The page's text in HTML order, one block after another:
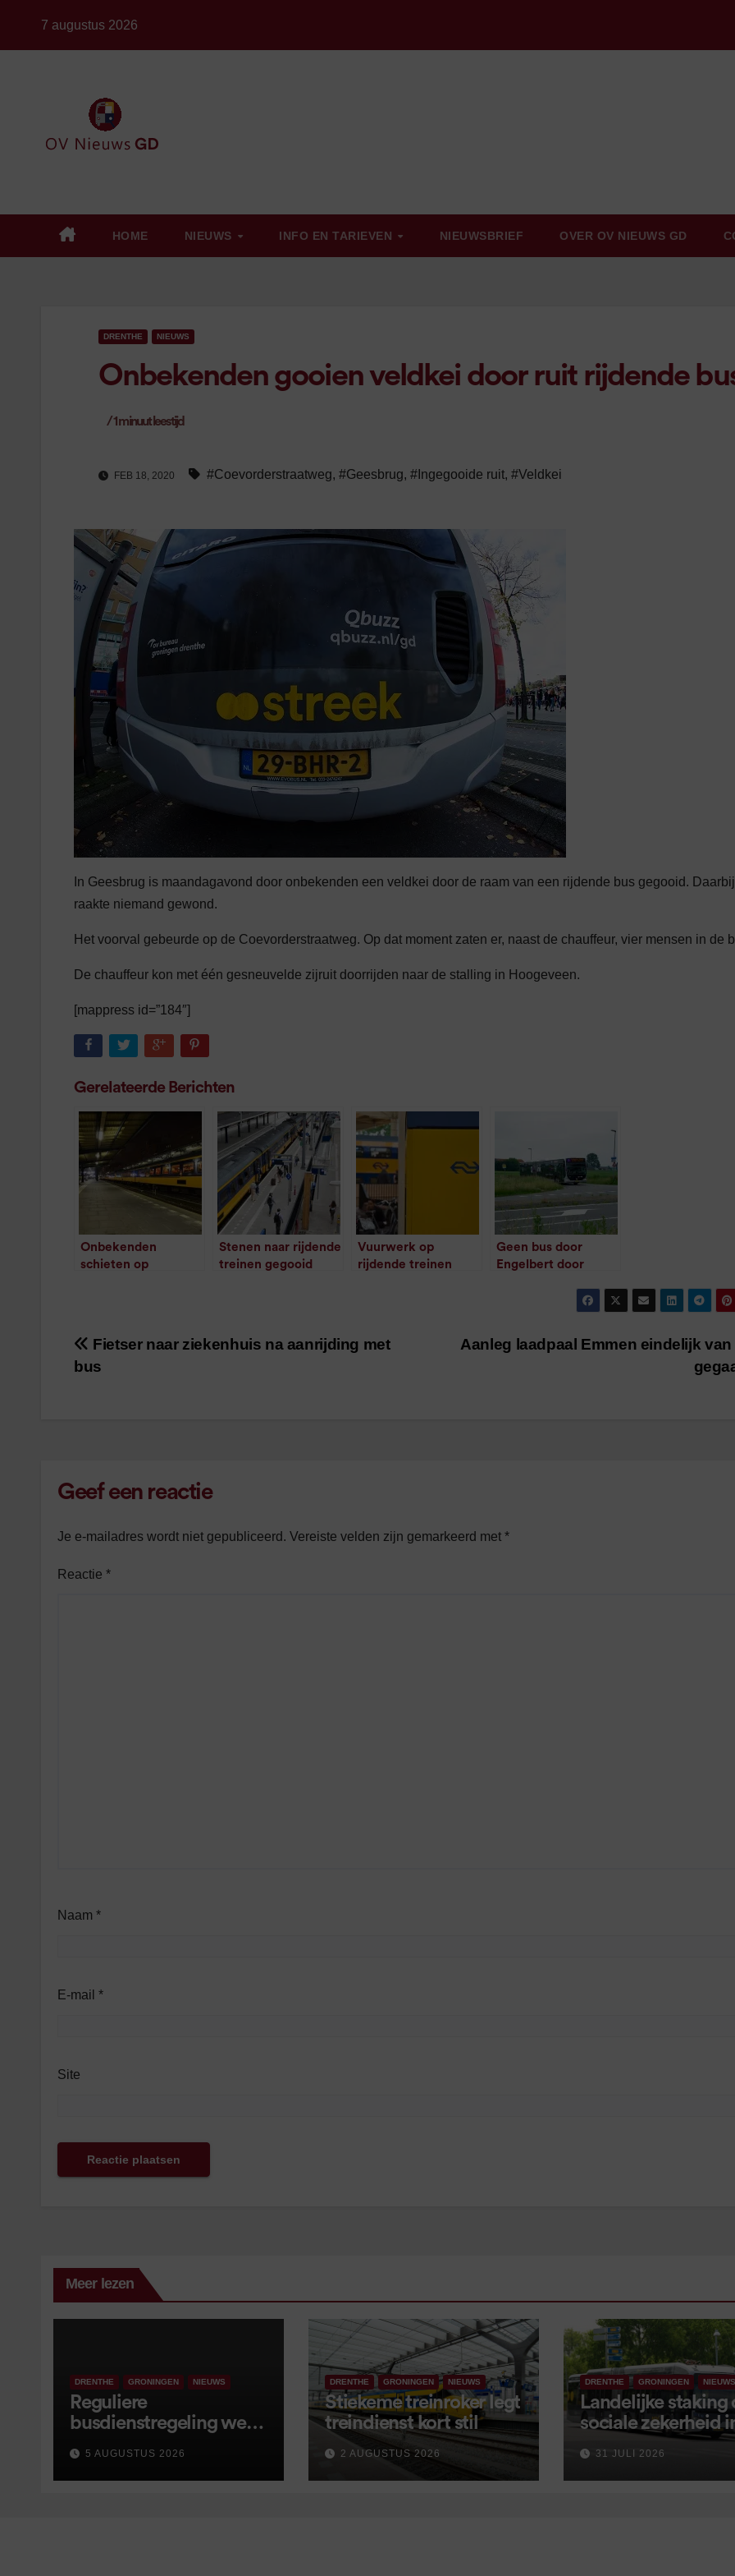
7 augustus 2026
HOME NIEUWS INFO EN TARIEVEN NIEUWSBRIEF OVER OV NIEUWS GD
DRENTHE NIEUWS
Onbekenden gooien veldkei door ruit rijdende
/1 minuut leestijd
FEB 18, 2020 #Coevorderstraatweg, #Geesbrug, #Ingegooide ruit, #Veldkei
In Geesbrug is maandagavond door onbekenden een veldkei door de raam van een rijdende bus gegooid. Daarbij
raakte niemand gewond.
Het voorval gebeurde op de Coevorderstraatweg. Op dat moment zaten er, naast de chauffeur, vier mensen in de
De chauffeur kon met één gesneuvelde zijruit doorrijden naar de stalling in Hoogeveen.
[mappress id=”184″]
Gerelateerde Berichten
Onbekenden
schieten op
Stenen naar rijdende
treinen gegooid
Vuurwerk op
rijdende treinen
Geen bus door
Engelbert door
minuut leestijd
Bericht
Aanleg laadpaal Emmen eindelijk van
Fietser naar ziekenhuis na aanrijding met
bus
Geef een reactie
Je e-mailadres wordt niet gepubliceerd. Vereiste velden zijn gemarkeerd met *
Reactie *
Naam *
E-mail *
Site
Meer lezen
DRENTHE GRONINGEN NIEUWS
Reguliere
busdienstregeling weer
van start, met kleine
wijzigingen
5 AUGUSTUS 2026
DRENTHE GRONINGEN NIEUWS
Stiekeme treinroker legt
treindienst kort stil
2 AUGUSTUS 2026
DRENTHE GRONINGEN NIEUWS
Landelijke staking
sociale zekerheid
aangekondigd
september
31 JULI 2026